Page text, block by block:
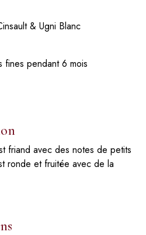
& Ugni Blanc
fines pendant 6 mois
friand avec des notes de petits
ronde et fruitée avec de la